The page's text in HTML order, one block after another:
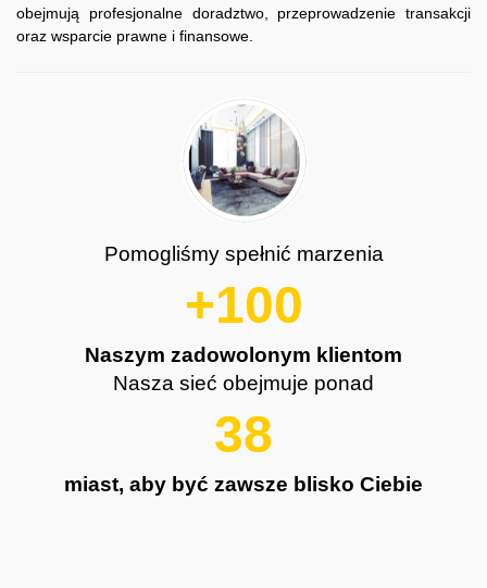
obejmują profesjonalne doradztwo, przeprowadzenie transakcji
oraz wsparcie prawne i finansowe.
Pomogliśmy spełnić marzenia
+100
Naszym zadowolonym klientom
Nasza sieć obejmuje ponad
38
miast, aby być zawsze blisko Ciebie